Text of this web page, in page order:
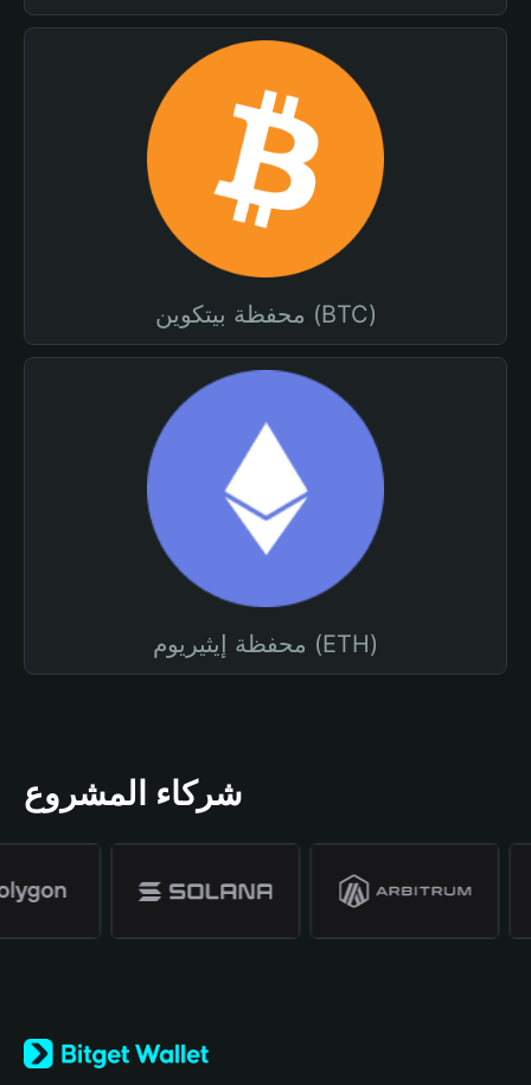
محفظة بيتكوين (BTC)
محفظة إيثيريوم (ETH)
شركاء المشروع